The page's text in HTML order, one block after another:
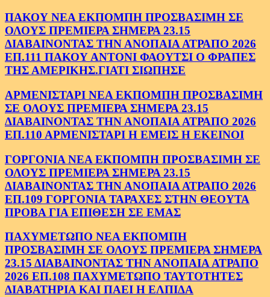
ΠΑΚΟΥ ΝΕΑ ΕΚΠΟΜΠΗ ΠΡΟΣΒΑΣΙΜΗ ΣΕ
ΟΛΟΥΣ ΠΡΕΜΙΕΡΑ ΣΗΜΕΡΑ 23.15
ΔΙΑΒΑΙΝΟΝΤΑΣ ΤΗΝ ΑΝΟΠΑΙΑ ΑΤΡΑΠΟ 2026
ΕΠ.111 ΠΑΚΟΥ ΑΝΤΟΝΙ ΦΑΟΥΤΣΙ Ο ΦΡΑΠΕΣ
ΤΗΣ ΑΜΕΡΙΚΗΣ.ΓΙΑΤΙ ΣΙΩΠΗΣΕ
ΑΡΜΕΝΙΣΤΑΡΙ ΝΕΑ ΕΚΠΟΜΠΗ ΠΡΟΣΒΑΣΙΜΗ
ΣΕ ΟΛΟΥΣ ΠΡΕΜΙΕΡΑ ΣΗΜΕΡΑ 23.15
ΔΙΑΒΑΙΝΟΝΤΑΣ ΤΗΝ ΑΝΟΠΑΙΑ ΑΤΡΑΠΟ 2026
ΕΠ.110 ΑΡΜΕΝΙΣΤΑΡΙ Η ΕΜΕΙΣ Η ΕΚΕΙΝΟΙ
ΓΟΡΓΟΝΙΑ ΝΕΑ ΕΚΠΟΜΠΗ ΠΡΟΣΒΑΣΙΜΗ ΣΕ
ΟΛΟΥΣ ΠΡΕΜΙΕΡΑ ΣΗΜΕΡΑ 23.15
ΔΙΑΒΑΙΝΟΝΤΑΣ ΤΗΝ ΑΝΟΠΑΙΑ ΑΤΡΑΠΟ 2026
ΕΠ.109 ΓΟΡΓΟΝΙΑ ΤΑΡΑΧΕΣ ΣΤΗΝ ΘΕΟΥΤΑ
ΠΡΟΒΑ ΓΙΑ ΕΠΙΘΕΣΗ ΣΕ ΕΜΑΣ
ΠΑΧΥΜΕΤΩΠΟ ΝΕΑ ΕΚΠΟΜΠΗ
ΠΡΟΣΒΑΣΙΜΗ ΣΕ ΟΛΟΥΣ ΠΡΕΜΙΕΡΑ ΣΗΜΕΡΑ
23.15 ΔΙΑΒΑΙΝΟΝΤΑΣ ΤΗΝ ΑΝΟΠΑΙΑ ΑΤΡΑΠΟ
2026 ΕΠ.108 ΠΑΧΥΜΕΤΩΠΟ ΤΑΥΤΟΤΗΤΕΣ
ΔΙΑΒΑΤΗΡΙΑ ΚΑΙ ΠΑΕΙ Η ΕΛΠΙΔΑ